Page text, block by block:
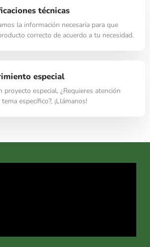
técnicas
la información necesaria para que
correcto de acuerdo a tu necesidad.
especial
proyecto especial, ¿Requieres atención
específico?, ¡Llámanos!